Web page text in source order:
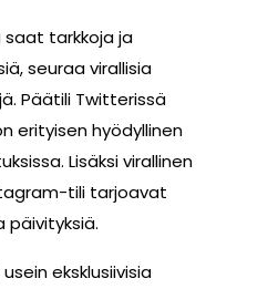
tarkkoja ja
seuraa virallisia
Päätili Twitterissä
erityisen hyödyllinen
Lisäksi virallinen
tili tarjoavat
päivityksiä.
eksklusiivisia